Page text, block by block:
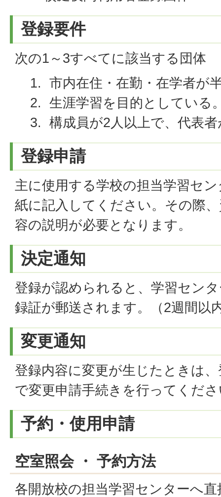
登録要件
次の1～3すべてに該当する団体
市内在住・在勤・在学者が
生涯学習を目的としている
構成員が2人以上で、代表
登録申請
主に使用する学校の担当学習セ
紙に記入してください。その際
容の説明が必要となります。
決定通知
登録が認められると、学習セン
録証が郵送されます。（2週間以
変更通知
登録内容に変更が生じたときは
で変更申請手続きを行ってくだ
予約・使用申請
空室照会 ・ 予約方法
各開放校の担当学習センターへ